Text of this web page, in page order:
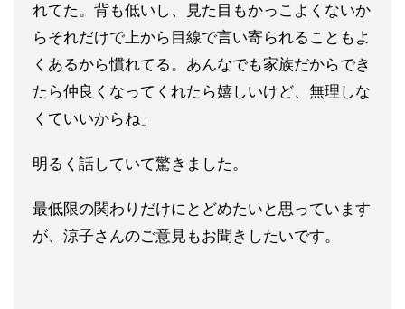
れてた。背も低いし、見た目もかっこよくないか
らそれだけで上から目線で言い寄られることもよ
くあるから慣れてる。あんなでも家族だからでき
たら仲良くなってくれたら嬉しいけど、無理しな
くていいからね」
明るく話していて驚きました。
最低限の関わりだけにとどめたいと思っています
が、涼子さんのご意見もお聞きしたいです。